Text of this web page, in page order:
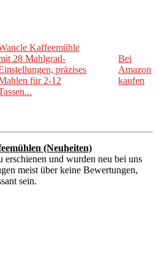
Kaffeemühle
28 Mahlgrad-
präzises
für 2-12
Bei
Amazon
kaufen
(Neuheiten)
erschienen und wurden neu bei uns
meist über keine Bewertungen,
sein.